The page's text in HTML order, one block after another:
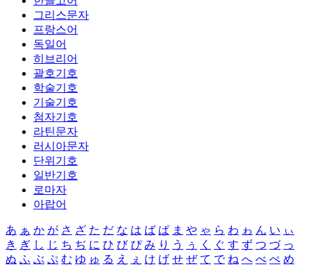
그리스문자
프랑스어
독일어
히브리어
괄호기호
학술기호
기술기호
첨자기호
라틴문자
러시아문자
단위기호
일반기호
로마자
아랍어
あ ぁ か が さ ざ た だ な は ば ぱ ま や ゃ ら わ ゎ ん い ぃ
き ぎ し じ ち ぢ に ひ び ぴ み り う ぅ く ぐ す ず つ づ っ
ぬ ふ ぶ ぷ む ゆ ゅ る え ぇ け げ せ ぜ て で ね へ べ ぺ め